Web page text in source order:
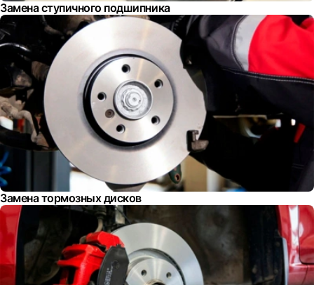
Замена ступичного подшипника
Замена тормозных дисков